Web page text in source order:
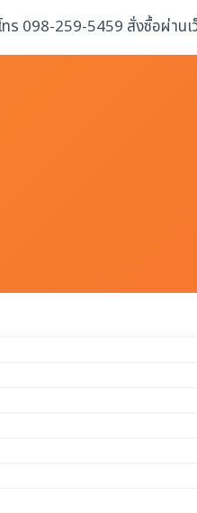
ร 098-259-5459 สั่งซื้อผ่าน